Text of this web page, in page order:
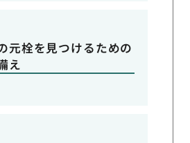
元栓を見つけるための
え